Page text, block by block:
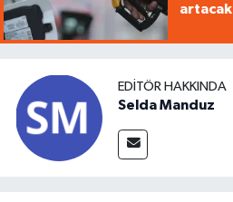
artacak
EDITÖR HAKKINDA
Selda Manduz